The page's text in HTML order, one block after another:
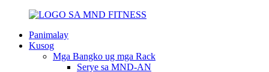
Panimalay
Kusog
Mga Bangko ug mga Rack
Serye sa MND-AN